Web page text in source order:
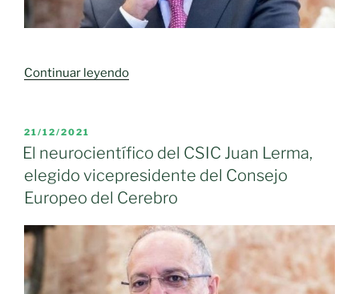
Continuar leyendo«El
pide
enfermedad
neurológica
y
mental:
«Todo
PUBLICADO
EL
21/12/2021
El neurocientífico del CSIC Juan Lerma,
elegido vicepresidente del Consejo
Europeo del Cerebro